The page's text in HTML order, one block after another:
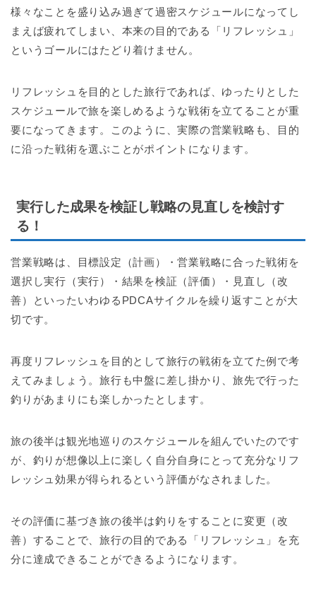
様々なことを盛り込み過ぎて過密スケジュールになってし
まえば疲れてしまい、本来の目的である「リフレッシュ」
というゴールにはたどり着けません。
リフレッシュを目的とした旅行であれば、ゆったりとした
スケジュールで旅を楽しめるような戦術を立てることが重
要になってきます。このように、実際の営業戦略も、目的
に沿った戦術を選ぶことがポイントになります。
実行した成果を検証し戦略の見直しを検討す
る！
営業戦略は、目標設定（計画）・営業戦略に合った戦術を
選択し実行（実行）・結果を検証（評価）・見直し（改
善）といったいわゆるPDCAサイクルを繰り返すことが大
切です。
再度リフレッシュを目的として旅行の戦術を立てた例で考
えてみましょう。旅行も中盤に差し掛かり、旅先で行った
釣りがあまりにも楽しかったとします。
旅の後半は観光地巡りのスケジュールを組んでいたのです
が、釣りが想像以上に楽しく自分自身にとって充分なリフ
レッシュ効果が得られるという評価がなされました。
その評価に基づき旅の後半は釣りをすることに変更（改
善）することで、旅行の目的である「リフレッシュ」を充
分に達成できることができるようになります。